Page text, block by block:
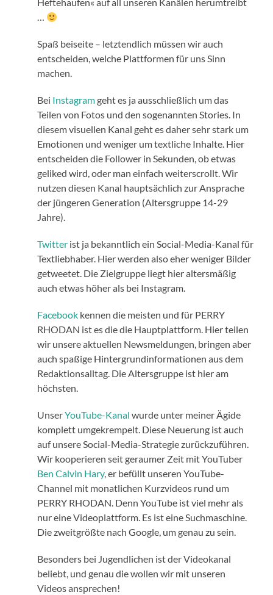
Heftehaufen« auf all unseren Kanälen herumtreibt
…
Spaß beiseite – letztendlich müssen wir auch
entscheiden, welche Plattformen für uns Sinn
machen.
Bei Instagramgeht es ja ausschließlich um das
Teilen von Fotos und den sogenannten Stories. In
diesem visuellen Kanal geht es daher sehr stark um
Emotionen und weniger um textliche Inhalte. Hier
entscheiden die Follower in Sekunden, ob etwas
geliked wird, oder man einfach weiterscrollt. Wir
nutzen diesen Kanal hauptsächlich zur Ansprache
der jüngeren Generation (Altersgruppe 14-29
Jahre).
Twitter ist ja bekanntlich ein Social-Media-Kanal für
Textliebhaber. Hier werden also eher weniger Bilder
getweetet. Die Zielgruppe liegt hier altersmäßig
auch etwas höher als bei Instagram.
Facebook kennen die meisten und für PERRY
RHODAN ist es die die Hauptplattform. Hier teilen
wir unsere aktuellen Newsmeldungen, bringen aber
auch spaßige Hintergrundinformationen aus dem
Redaktionsalltag. Die Altersgruppe ist hier am
höchsten.
UnserYouTube-Kanal wurde unter meiner Ägide
komplett umgekrempelt. Diese Neuerung ist auch
auf unsere Social-Media-Strategie zurückzuführen.
Wir kooperieren seit geraumer Zeit mit YouTuber
Ben Calvin Hary, er befüllt unseren YouTube-
Channel mit monatlichen Kurzvideos rund um
PERRY RHODAN. Denn YouTube ist viel mehr als
nur eine Videoplattform. Es ist eine Suchmaschine.
Die zweitgrößte nach Google, um genau zu sein.
Besonders bei Jugendlichen ist der Videokanal
beliebt, und genau die wollen wir mit unseren
Videos ansprechen!